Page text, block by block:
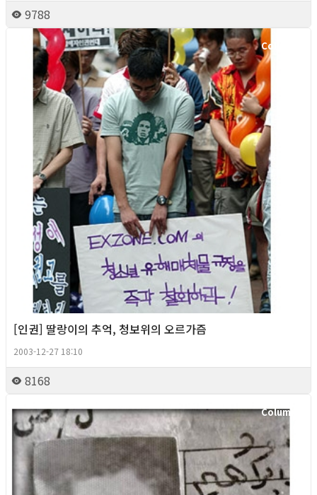
9788
Column
[인권] 딸랑이의 추억, 청보위의 오르가즘
2003-12-27 18:10
8168
Column